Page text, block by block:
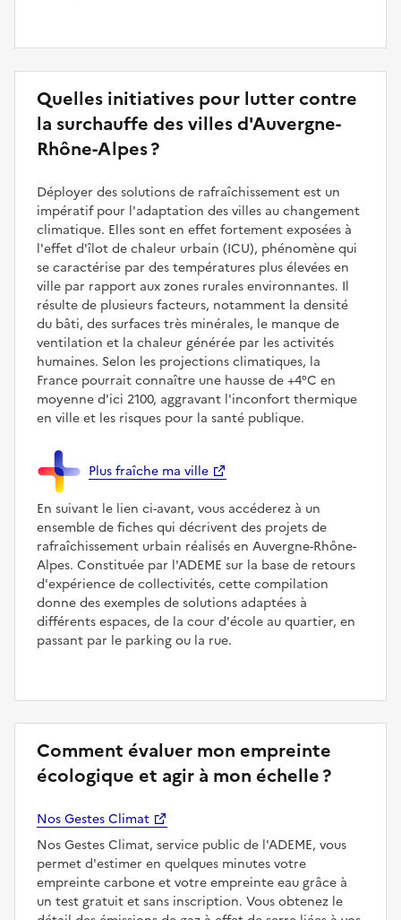
Quelles initiatives pour lutter contre
la surchauffe des villes d'Auvergne-
Rhône-Alpes ?
Déployer des solutions de rafraîchissement est un
impératif pour l'adaptation des villes au changement
climatique. Elles sont en effet fortement exposées à
l'effet d'îlot de chaleur urbain (ICU), phénomène qui
se caractérise par des températures plus élevées en
ville par rapport aux zones rurales environnantes. Il
résulte de plusieurs facteurs, notamment la densité
du bâti, des surfaces très minérales, le manque de
ventilation et la chaleur générée par les activités
humaines. Selon les projections climatiques, la
France pourrait connaître une hausse de +4°C en
moyenne d'ici 2100, aggravant l'inconfort thermique
en ville et les risques pour la santé publique.
Plus fraîche ma ville
En suivant le lien ci-avant, vous accéderez à un
ensemble de fiches qui décrivent des projets de
rafraîchissement urbain réalisés en Auvergne-Rhône-
Alpes. Constituée par l'ADEME sur la base de retours
d'expérience de collectivités, cette compilation
donne des exemples de solutions adaptées à
différents espaces, de la cour d'école au quartier, en
passant par le parking ou la rue.
Comment évaluer mon empreinte
écologique et agir à mon échelle ?
Nos Gestes Climat
Nos Gestes Climat, service public de l'ADEME, vous
permet d'estimer en quelques minutes votre
empreinte carbone et votre empreinte eau grâce à
un test gratuit et sans inscription. Vous obtenez le